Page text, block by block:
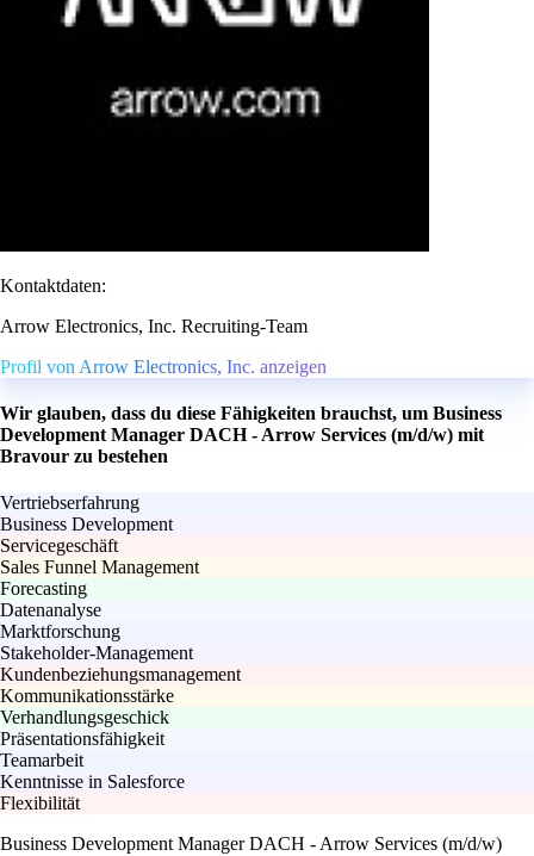
Kontaktdaten:
Arrow Electronics, Inc. Recruiting-Team
Profil von Arrow Electronics, Inc. anzeigen
Wir glauben, dass du diese Fähigkeiten brauchst, um Business
Development Manager DACH - Arrow Services (m/d/w) mit
Bravour zu bestehen
Vertriebserfahrung
Business Development
Servicegeschäft
Sales Funnel Management
Forecasting
Datenanalyse
Marktforschung
Stakeholder-Management
Kundenbeziehungsmanagement
Kommunikationsstärke
Verhandlungsgeschick
Präsentationsfähigkeit
Teamarbeit
Kenntnisse in Salesforce
Flexibilität
Business Development Manager DACH - Arrow Services (m/d/w)